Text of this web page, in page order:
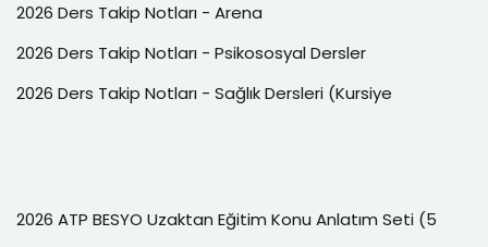
2026 Ders Takip Notları - Arena
2026 Ders Takip Notları - Psikososyal Dersler
2026 Ders Takip Notları - Sağlık Dersleri (Kursiye
2026 ATP BESYO Uzaktan Eğitim Konu Anlatım Seti (5